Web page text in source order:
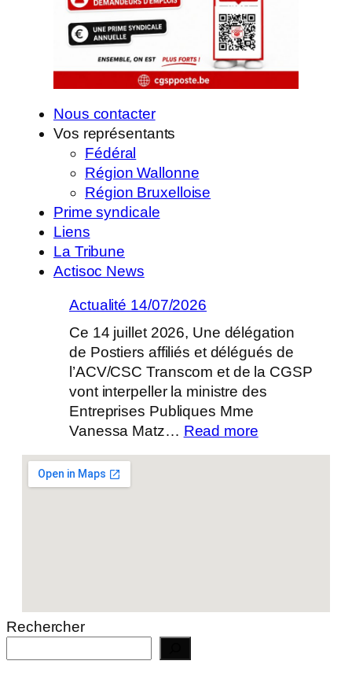
Nous contacter
Vos représentants
Fédéral
Région Wallonne
Région Bruxelloise
Prime syndicale
Liens
La Tribune
Actisoc News
Actualité 14/07/2026
Ce 14 juillet 2026, Une délégation
de Postiers affiliés et délégués de
l’ACV/CSC Transcom et de la CGSP
vont interpeller la ministre des
Entreprises Publiques Mme
Vanessa Matz… Read more:
Rechercher